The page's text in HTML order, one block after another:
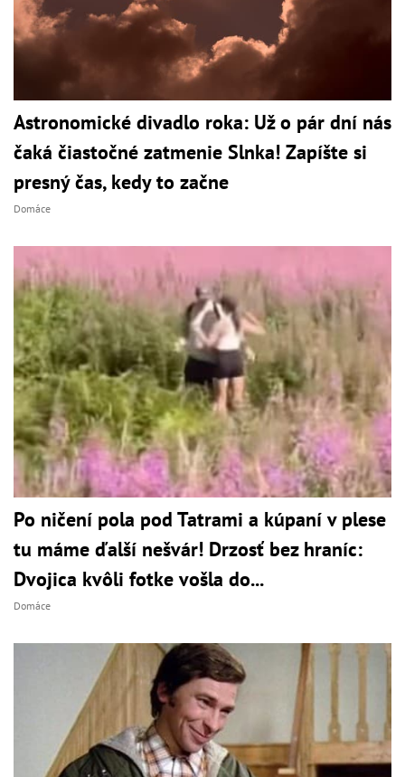
Astronomické divadlo roka: Už o pár dní nás
čaká čiastočné zatmenie Slnka! Zapíšte si
presný čas, kedy to začne
Domáce
Po ničení pola pod Tatrami a kúpaní v plese
tu máme ďalší nešvár! Drzosť bez hraníc:
Dvojica kvôli fotke vošla do...
Domáce